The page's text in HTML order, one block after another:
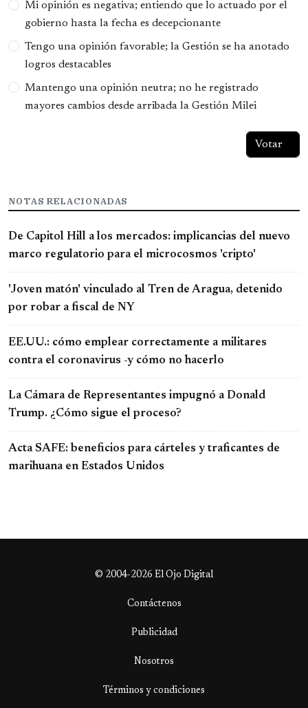
Mi opinión es negativa; entiendo que lo actuado por el
gobierno hasta la fecha es decepcionante
Tengo una opinión favorable; la Gestión se ha anotado
logros destacables
Mantengo una opinión neutra; no he registrado
mayores cambios desde arribada la Gestión Milei
NOTAS RELACIONADAS
De Capitol Hill a los mercados: implicancias del nuevo
marco regulatorio para el microcosmos 'cripto'
'Joven matón' vinculado al Tren de Aragua, detenido
por robar a fiscal de NY
EE.UU.: cómo emplear correctamente a militares
contra el coronavirus -y cómo no hacerlo
La Cámara de Representantes impugnó a Donald
Trump. ¿Cómo sigue el proceso?
Acta SAFE: beneficios para cárteles y traficantes de
marihuana en Estados Unidos
© 2004-2026 El Ojo Digital
Contáctenos
Publicidad
Nosotros
Términos y condiciones